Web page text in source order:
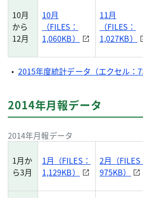
10月
から
12月
10月
（FILES：
1,060KB）
11月
（FILES：
1,027KB）
2015年度統計データ（エクセル：
2014年月報データ
2014年月報データ
1月か
ら3月
1月（FILES：
1,129KB）
2月（FILES
975KB）